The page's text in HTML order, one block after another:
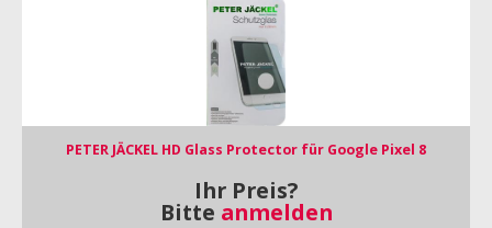
PETER JÄCKEL HD Glass Protector für Google Pixel 8
Ihr Preis?
Bitte anmelden